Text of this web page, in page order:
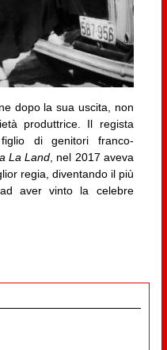
dopo la sua uscita, non
produttrice. Il regista
di genitori franco-
La Land, nel 2017 aveva
regia, diventando il più
aver vinto la celebre